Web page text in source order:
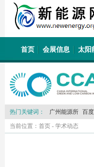
首页 会展信息 太阳
热门关键词： 广州能源所 百度
当前位置： 首页 - 学术动态